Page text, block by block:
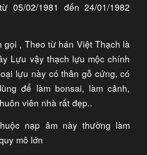
05/02/1981 đến 24/01/1982
gọi , Theo từ hán Việt Thạch là
Lựu vậy thạch lựu mộc chính
lựu này có thân gỗ cứng, có
để làm bonsai, làm cảnh,
viên nhà rất đẹp..
nạp âm này thường làm
mô lớn